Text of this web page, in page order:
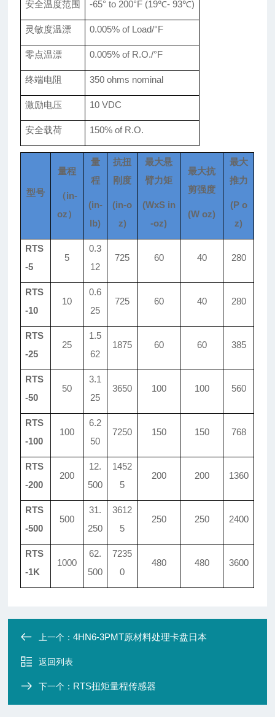
安全温度范围 -65° to 200°F (19℃- 93℃)
灵敏度温漂 0.005% of Load/°F
零点温漂 0.005% of R.O./°F
终端电阻 350 ohms nominal
激励电压 10 VDC
安全载荷 150% of R.O.
型号
量程
（in-
oz）
量
程
(in-
lb)
抗扭
刚度
(in-o
z)
最大悬
臂力矩
(WxS in
-oz)
最大抗
剪强度
(W oz)
最大
推力
(P o
z)
RTS
-5
5
0.3
12
725 60 40 280
RTS
-10
10
0.6
25
725 60 40 280
RTS
-25
25
1.5
62
1875 60 60 385
RTS
-50
50
3.1
25
3650 100 100 560
RTS
-100
100
6.2
50
7250 150 150 768
RTS
-200
200
12.
500
1452
5
200 200 1360
RTS
-500
500
31.
250
3612
5
250 250 2400
RTS
-1K
1000
62.
500
7235
0
480 480 3600
上一个：4HN6-3PMT原材料处理卡盘日本
返回列表
下一个： RTS扭矩量程传感器